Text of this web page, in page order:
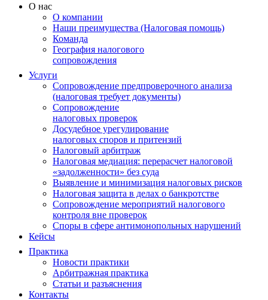
О нас
О компании
Наши преимущества (Налоговая помощь)
Команда
География налогового
сопровождения
Услуги
Сопровождение предпроверочного анализа
(налоговая требует документы)
Сопровождение
налоговых проверок
Досудебное урегулирование
налоговых споров и притензий
Налоговый арбитраж
Налоговая медиация: перерасчет налоговой
«задолженности» без суда
Выявление и минимизация налоговых рисков
Налоговая защита в делах о банкротстве
Сопровождение мероприятий налогового
контроля вне проверок
Споры в сфере антимонопольных нарушений
Кейсы
Практика
Новости практики
Арбитражная практика
Статьи и разъяснения
Контакты